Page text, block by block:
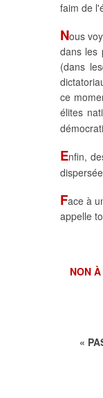
faim de
Nous
dans les
(dans
ce
élites
Enfin,
Face à
appelle
NON
«